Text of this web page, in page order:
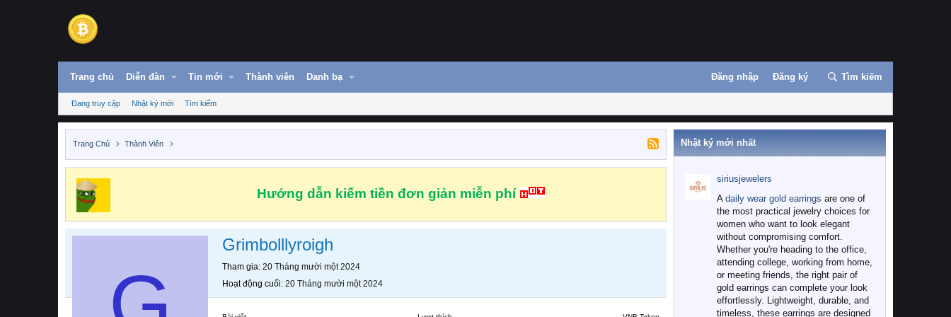
Trang chủ Diễn đàn Tin mới Thành viên Danh bạ Đăng nhập Đăng ký Tìm kiếm
Đang truy cập Nhật ký mới Tìm kiếm
Trang Chủ Thành Viên
Hướng dẫn kiếm tiền đơn giản miễn phí
Grimbolllyroigh
Tham gia 20 Tháng mười một 2024
Hoạt động cuối 20 Tháng mười một 2024
Nhật ký mới nhất
siriusjewelers
A daily wear gold earrings are one of
the most practical jewelry choices for
women who want to look elegant
without compromising comfort.
Whether you're heading to the office,
attending college, working from home,
or meeting friends, the right pair of
gold earrings can complete your look
effortlessly. Lightweight, durable, and
timeless, these earrings are designed